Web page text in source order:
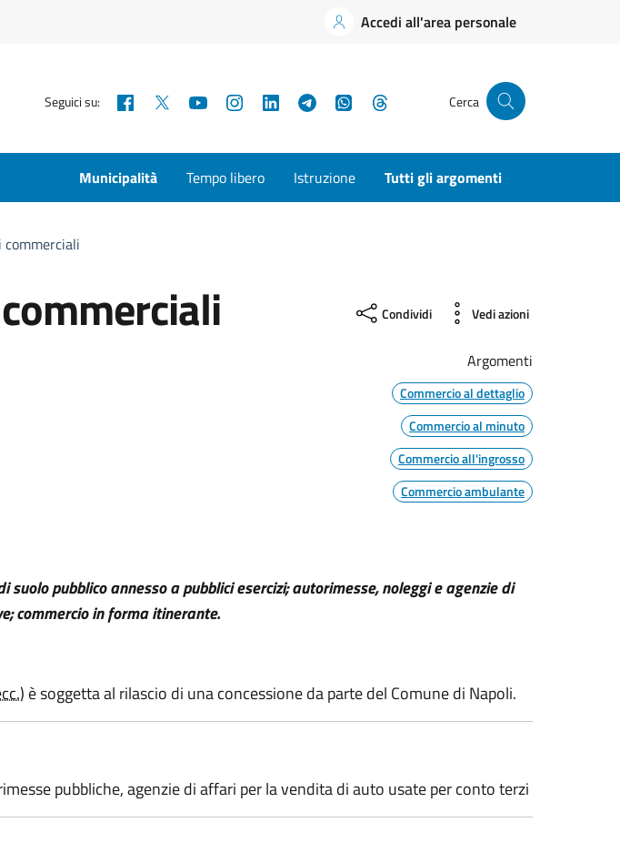
Accedi all'area personale
Seguici su: Facebook YouTubeInstagramLinkedInTelegramWhatsApp Cerca
Municipalità Tempo libero Istruzione Tutti gli argomenti
commerciali
Condividi Vedi azioni
Argomenti
Commercio al dettaglio
Commercio al minuto
Commercio all'ingrosso
Commercio ambulante
pubblico annesso a pubblici esercizi; autorimesse, noleggi e agenzie di
commercio in forma itinerante.
) è soggetta al rilascio di una concessione da parte del Comune di Napoli.
pubbliche, agenzie di affari per la vendita di auto usate per conto terzi